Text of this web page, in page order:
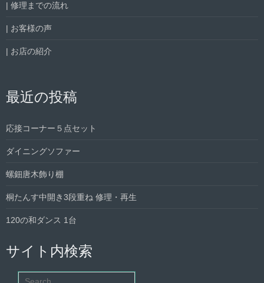
| 修理までの流れ
| お客様の声
| お店の紹介
最近の投稿
応接コーナー５点セット
ダイニングソファー
螺鈿唐木飾り棚
桐たんす中開き3段重ね 修理・再生
120の和ダンス 1台
サイト内検索